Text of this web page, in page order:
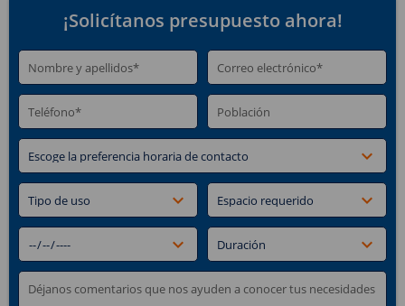
¡Solicítanos presupuesto ahora!